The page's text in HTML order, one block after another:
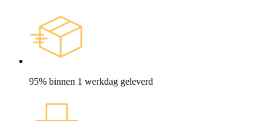
95% binnen 1 werkdag geleverd